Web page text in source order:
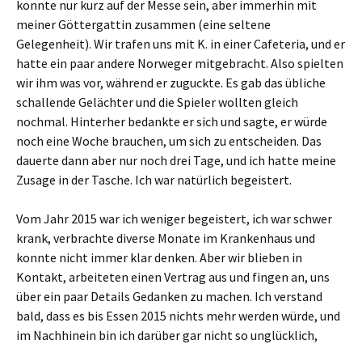
konnte nur kurz auf der Messe sein, aber immerhin mit
meiner Göttergattin zusammen (eine seltene
Gelegenheit). Wir trafen uns mit K. in einer Cafeteria, und er
hatte ein paar andere Norweger mitgebracht. Also spielten
wir ihm was vor, während er zuguckte. Es gab das übliche
schallende Gelächter und die Spieler wollten gleich
nochmal. Hinterher bedankte er sich und sagte, er würde
noch eine Woche brauchen, um sich zu entscheiden. Das
dauerte dann aber nur noch drei Tage, und ich hatte meine
Zusage in der Tasche. Ich war natürlich begeistert.
Vom Jahr 2015 war ich weniger begeistert, ich war schwer
krank, verbrachte diverse Monate im Krankenhaus und
konnte nicht immer klar denken. Aber wir blieben in
Kontakt, arbeiteten einen Vertrag aus und fingen an, uns
über ein paar Details Gedanken zu machen. Ich verstand
bald, dass es bis Essen 2015 nichts mehr werden würde, und
im Nachhinein bin ich darüber gar nicht so unglücklich,